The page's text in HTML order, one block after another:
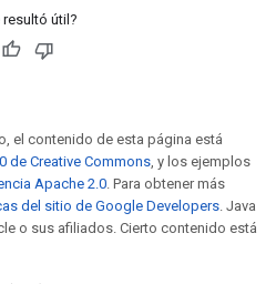
resultó útil?
el contenido de esta página está
de Creative Commons, y los ejemplos
Apache 2.0. Para obtener más
del sitio de Google Developers. Java
o sus afiliados. Cierto contenido está